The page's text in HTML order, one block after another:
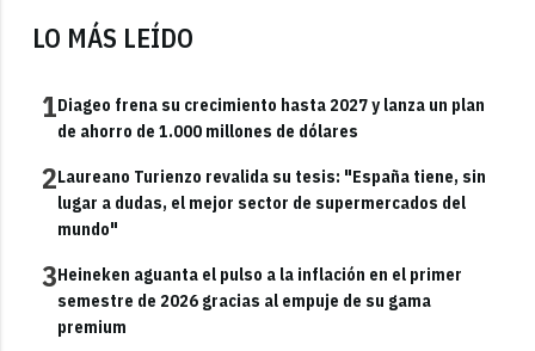
LO MÁS LEÍDO
1Diageo frena su crecimiento hasta 2027 y lanza un plan
de ahorro de 1.000 millones de dólares
2Laureano Turienzo revalida su tesis: "España tiene, sin
lugar a dudas, el mejor sector de supermercados del
mundo"
3Heineken aguanta el pulso a la inflación en el primer
semestre de 2026 gracias al empuje de su gama
premium